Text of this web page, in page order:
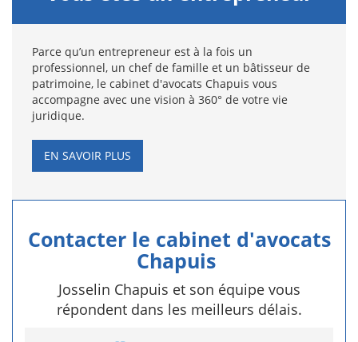
Parce qu’un entrepreneur est à la fois un
professionnel, un chef de famille et un bâtisseur de
patrimoine, le cabinet d'avocats Chapuis vous
accompagne avec une vision à 360° de votre vie
juridique.
EN SAVOIR PLUS
Contacter le cabinet d'avocats
Chapuis
Josselin Chapuis et son équipe vous
répondent dans les meilleurs délais.